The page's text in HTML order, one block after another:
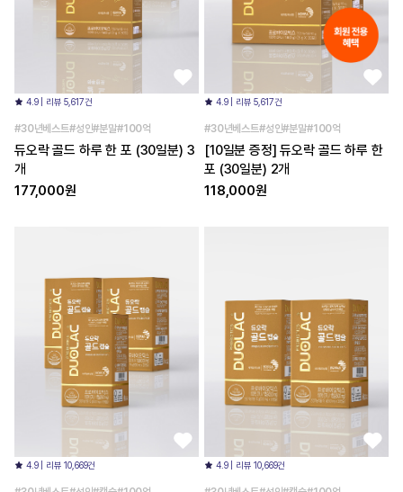
4.9 | 리뷰 5,617건
#30년베스트#성인#분말#100억
듀오락 골드 하루 한 포 (30일분) 3
개
177,000원
4.9 | 리뷰 5,617건
#30년베스트#성인#분말#100억
[10일분 증정] 듀오락 골드 하루 한
포 (30일분) 2개
118,000원
4.9 | 리뷰 10,669건 4.9 | 리뷰 10,669건